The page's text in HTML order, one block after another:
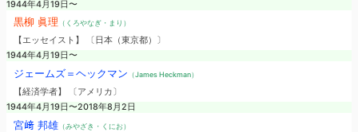
1944年4月19日〜
黒柳 眞理 （くろやなぎ・まり）
【エッセイスト】 〔日本（東京都）〕
1944年4月19日〜
ジェームズ＝ヘックマン （James Heckman）
【経済学者】 〔アメリカ〕
1944年4月19日〜2018年8月2日
宮﨑 邦雄（みやざき・くにお）